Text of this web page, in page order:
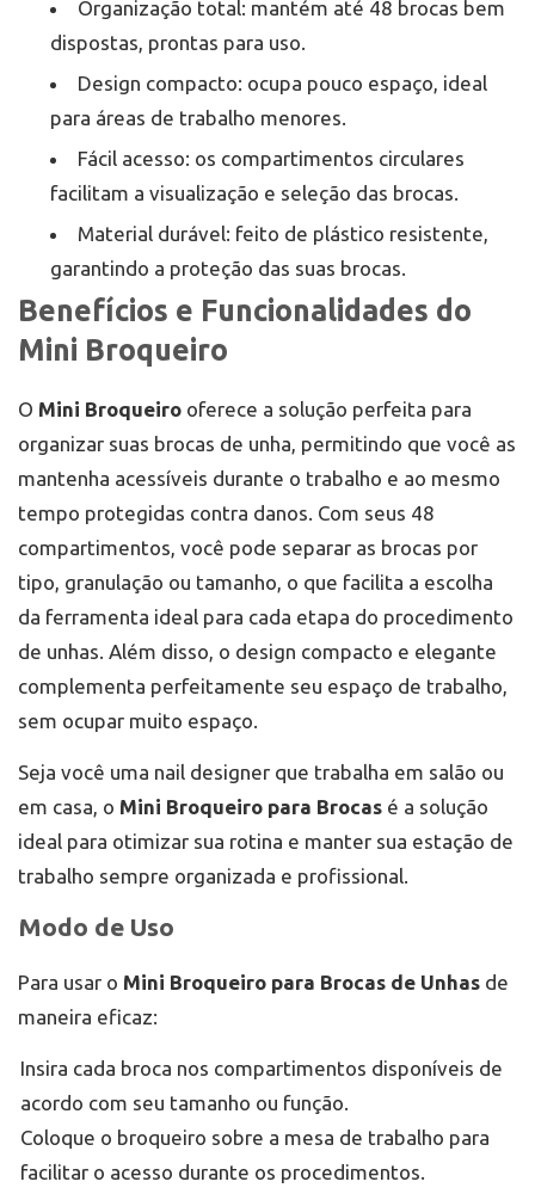
Organização total: mantém até 48 brocas bem
dispostas, prontas para uso.
Design compacto: ocupa pouco espaço, ideal
para áreas de trabalho menores.
Fácil acesso: os compartimentos circulares
facilitam a visualização e seleção das brocas.
Material durável: feito de plástico resistente,
garantindo a proteção das suas brocas.
Benefícios e Funcionalidades do
Mini Broqueiro
O Mini Broqueiro oferece a solução perfeita para
organizar suas brocas de unha, permitindo que você as
mantenha acessíveis durante o trabalho e ao mesmo
tempo protegidas contra danos. Com seus 48
compartimentos, você pode separar as brocas por
tipo, granulação ou tamanho, o que facilita a escolha
da ferramenta ideal para cada etapa do procedimento
de unhas. Além disso, o design compacto e elegante
complementa perfeitamente seu espaço de trabalho,
sem ocupar muito espaço.
Seja você uma nail designer que trabalha em salão ou
em casa, o Mini Broqueiro para Brocas é a solução
ideal para otimizar sua rotina e manter sua estação de
trabalho sempre organizada e profissional.
Modo de Uso
Para usar o Mini Broqueiro para Brocas de Unhas de
maneira eficaz:
Insira cada broca nos compartimentos disponíveis de
acordo com seu tamanho ou função.
Coloque o broqueiro sobre a mesa de trabalho para
facilitar o acesso durante os procedimentos.